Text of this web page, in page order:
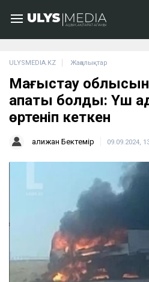
ULYSMEDIA.KZ Жаңалықтар
Маңғыстау
апаты болды: Үш
өртеніп кеткен
Қалижан Бектемір 09.09.2024,